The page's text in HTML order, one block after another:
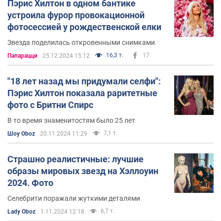
мероприятий).
В соответствии с журналом Форбс, доход Пэрис
Хилтон в 2003—2004 годах составил 2 миллиона
долларов, в 2004—2005 годах — 6,5 миллионов
долларов, в 2005—2006 годах — 7 миллионов
долларов, в 2006—2007 — 8,3 миллиона долларов.
Пэрис Хилтон в одном бантике
устроила фурор провокационной
фотосессией у рождественской елки
Звезда поделилась откровенными снимками
Папарацци 25.12.2024 15:12 16,3 т. 17
"18 лет назад мы придумали селфи":
Пэрис Хилтон показала раритетные
фото с Бритни Спирс
В то время знаменитостям было 25 лет
Шоу Oboz 20.11.2024 11:29 7,1 т.
Страшно реалистичные: лучшие
образы мировых звезд на Хэллоуин
2024. Фото
Селебрити поражали жуткими деталями
Lady Oboz 1.11.2024 12:18 6,7 т.